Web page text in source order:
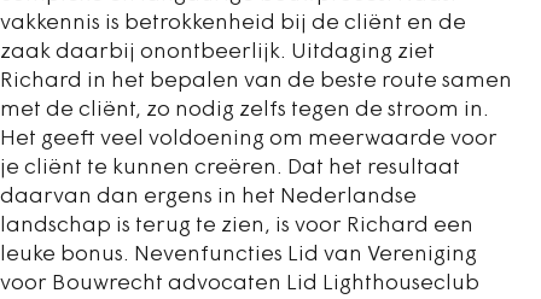
vakkennis is betrokkenheid bij de cliënt en de
zaak daarbij onontbeerlijk. Uitdaging ziet
Richard in het bepalen van de beste route samen
met de cliënt, zo nodig zelfs tegen de stroom in.
Het geeft veel voldoening om meerwaarde voor
je cliënt te kunnen creëren. Dat het resultaat
daarvan dan ergens in het Nederlandse
landschap is terug te zien, is voor Richard een
leuke bonus. Nevenfuncties Lid van Vereniging
voor Bouwrecht advocaten Lid Lighthouseclub